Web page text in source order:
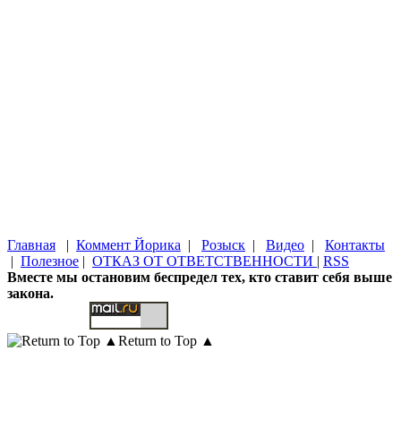
Главная | Коммент Йорика | Розыск | Видео | Контакты
| Полезное | ОТКАЗ ОТ ОТВЕТСТВЕННОСТИ | RSS
Вместе мы остановим беспредел тех, кто ставит себя выше
закона.
Return to Top ▲